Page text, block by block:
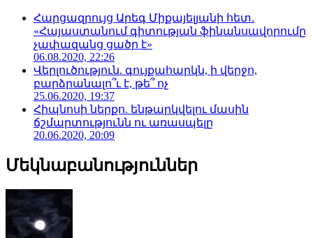
Հարցազրույց Արեգ Միքայելյանի հետ.
«Հայաստանում գիտության ֆինանսավորումը
չափազանց ցածր է»
06.08.2020, 22:26
Վերլուծություն. գույքահարկն, ի վերջո,
բարձրանալո՞ւ է, թե՞ ոչ
25.06.2020, 19:37
Հիպնոսի ներքո. ենթարկվելու մասին
ճշմարտությունն ու առասպելը
20.06.2020, 20:09
Մեկնաբանություններ